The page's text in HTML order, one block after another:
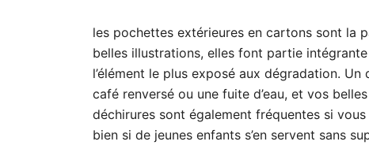
les pochettes extérieures en cartons sont la
belles illustrations, elles font partie
l’élément le plus exposé aux dégradation.
café renversé ou une fuite d’eau, et vos
déchirures sont également fréquentes si
bien si de jeunes enfants s’en servent sans